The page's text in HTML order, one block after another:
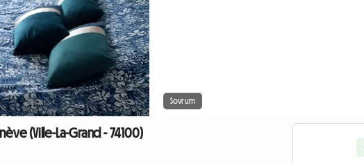
Sovrum
(Ville-La-Grand - 74100)